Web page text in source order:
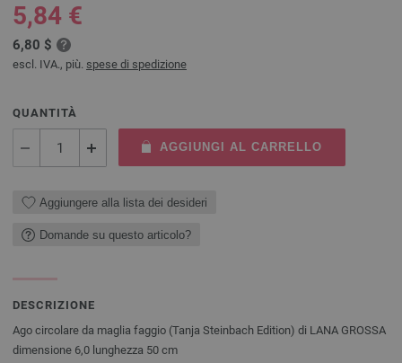
5,84 €
6,80 $
escl. IVA., più. spese di spedizione
QUANTITÀ
AGGIUNGI AL CARRELLO
Aggiungere alla lista dei desideri
Domande su questo articolo?
DESCRIZIONE
Ago circolare da maglia faggio (Tanja Steinbach Edition) di LANA GROSSA
dimensione 6,0 lunghezza 50 cm